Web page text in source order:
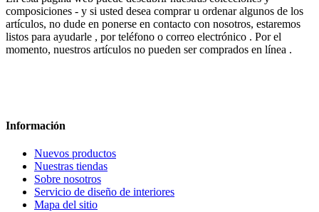
composiciones - y si usted desea comprar u ordenar algunos de los
artículos, no dude en ponerse en contacto con nosotros, estaremos
listos para ayudarle , por teléfono o correo electrónico . Por el
momento, nuestros artículos no pueden ser comprados en línea .
Información
Nuevos productos
Nuestras tiendas
Sobre nosotros
Servicio de diseño de interiores
Mapa del sitio